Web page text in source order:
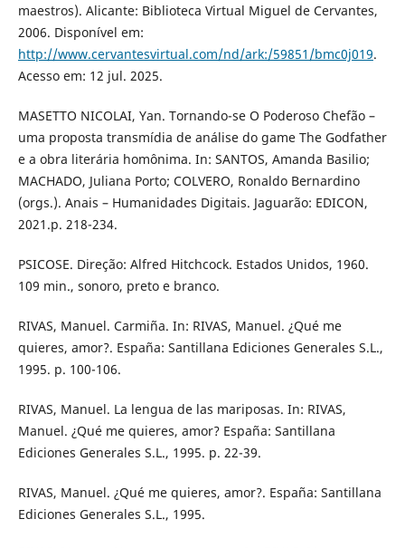
maestros). Alicante: Biblioteca Virtual Miguel de Cervantes,
2006. Disponível em:
http://www.cervantesvirtual.com/nd/ark:/59851/bmc0j019.
Acesso em: 12 jul. 2025.
MASETTO NICOLAI, Yan. Tornando-se O Poderoso Chefão –
uma proposta transmídia de análise do game The Godfather
e a obra literária homônima. In: SANTOS, Amanda Basilio;
MACHADO, Juliana Porto; COLVERO, Ronaldo Bernardino
(orgs.). Anais – Humanidades Digitais. Jaguarão: EDICON,
2021.p. 218-234.
PSICOSE. Direção: Alfred Hitchcock. Estados Unidos, 1960.
109 min., sonoro, preto e branco.
RIVAS, Manuel. Carmiña. In: RIVAS, Manuel. ¿Qué me
quieres, amor?. España: Santillana Ediciones Generales S.L.,
1995. p. 100-106.
RIVAS, Manuel. La lengua de las mariposas. In: RIVAS,
Manuel. ¿Qué me quieres, amor? España: Santillana
Ediciones Generales S.L., 1995. p. 22-39.
RIVAS, Manuel. ¿Qué me quieres, amor?. España: Santillana
Ediciones Generales S.L., 1995.